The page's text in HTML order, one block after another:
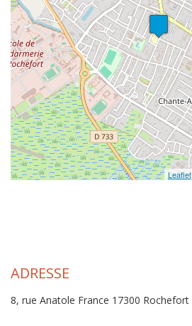
Leaflet
ADRESSE
8, rue Anatole France 17300 Rochefort